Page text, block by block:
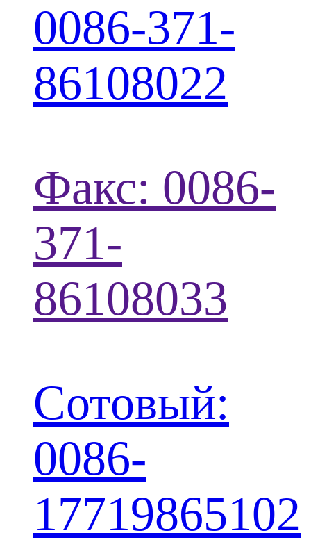
0086-371-
86108022
Факс: 0086-
371-
86108033
Сотовый:
0086-
17719865102